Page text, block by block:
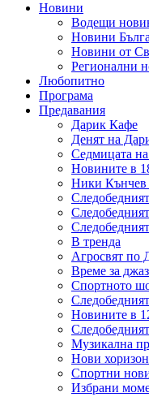
Новини
Водещи
Новини
Новини от
Регионални
Любопитно
Програма
Предавания
Дарик Кафе
Денят на
Седмицата
Новините в
Ники
В тренда
Агросвят по
Време за джаз
Спортното
Новините в
Музикална
Нови
Спортни
Избрани